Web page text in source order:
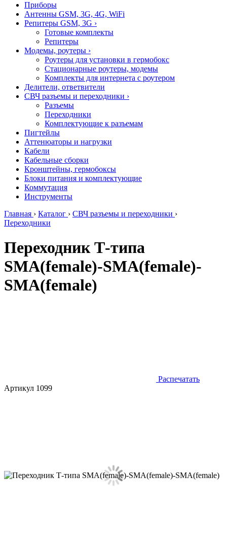
Приборы
Антенны GSM, 3G, 4G, WiFi
Репитеры GSM, 3G ›
Готовые комплекты
Репитеры
Модемы, роутеры ›
Роутеры для установки в гермобокс
Стационарные роутеры, модемы
Комплекты для интернета с роутером
Делители, ответвители
СВЧ разъемы и переходники ›
Разъемы
Переходники
Комплектующие к разъемам
Пигтейлы
Аттенюаторы и нагрузки
Кабели
Кабельные сборки
Кронштейны, гермобоксы
Блоки питания и комплектующие
Коммутация
Инструменты
Главная › Каталог › СВЧ разъемы и переходники ›
Переходники
Переходник Т-типа
SMA(female)-SMA(female)-
SMA(female)
Распечатать
Артикул 1099